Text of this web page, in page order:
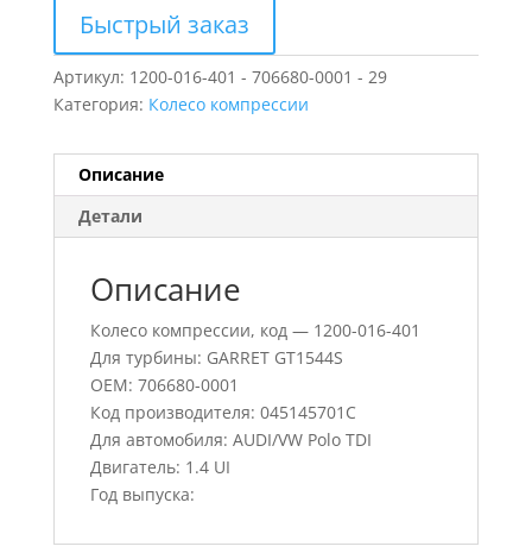
Быстрый заказ
Артикул: 1200-016-401 - 706680-0001 - 29
Категория: Колесо компрессии
Описание
Детали
Описание
Колесо компрессии, код — 1200-016-401
Для турбины: GARRET GT1544S
OEM: 706680-0001
Код производителя: 045145701C
Для автомобиля: AUDI/VW Polo TDI
Двигатель: 1.4 UI
Год выпуска: